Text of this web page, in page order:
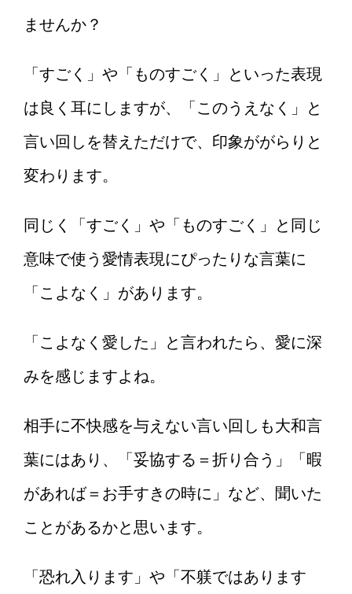
ませんか？
「すごく」や「ものすごく」といった表現
は良く耳にしますが、「このうえなく」と
言い回しを替えただけで、印象ががらりと
変わります。
同じく「すごく」や「ものすごく」と同じ
意味で使う愛情表現にぴったりな言葉に
「こよなく」があります。
「こよなく愛した」と言われたら、愛に深
みを感じますよね。
相手に不快感を与えない言い回しも大和言
葉にはあり、「妥協する＝折り合う」「暇
があれば＝お手すきの時に」など、聞いた
ことがあるかと思います。
「恐れ入ります」や「不躾ではあります